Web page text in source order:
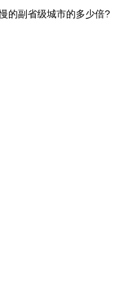
的副省级城市的多少倍?